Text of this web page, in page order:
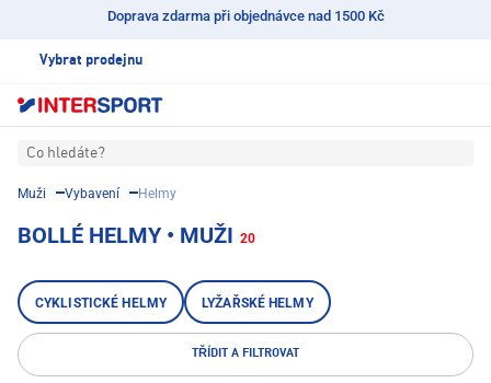
Doprava zdarma při objednávce nad 1500 Kč
Vybrat prodejnu
Co hledáte?
Muži Vybavení Helmy
BOLLÉ HELMY • MUŽI 20
CYKLISTICKÉ HELMY LYŽAŘSKÉ HELMY
TŘÍDIT A FILTROVAT